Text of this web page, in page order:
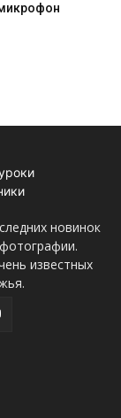
новинок
известных